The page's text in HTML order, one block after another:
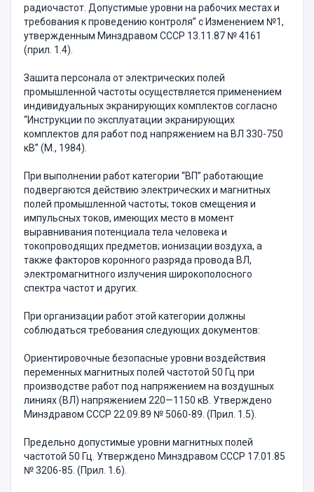
радиочастот. Допустимые уровни на рабочих местах и
требования к проведению контроля” с Изменением №1,
утвержденным Минздравом СССР 13.11.87 № 4161
(прил. 1.4).
Зашита персонала от электрических полей
промышленной частоты осуществляется применением
индивидуальных экранирующих комплектов согласно
“Инструкции по эксплуатации экранирующих
комплектов для работ под напряжением на ВЛ 330-750
кВ” (М., 1984).
При выполнении работ категории “ВП” работающие
подвергаются действию электрических и магнитных
полей промышленной частоты; токов смещения и
импульсных токов, имеющих место в момент
выравнивания потенциала тела человека и
токопроводящих предметов; ионизации воздуха, а
также факторов коронного разряда провода ВЛ,
электромагнитного излучения широкополосного
спектра частот и других.
При организации работ этой категории должны
соблюдаться требования следующих документов:
Ориентировочные безопасные уровни воздействия
переменных магнитных полей частотой 50 Гц при
производстве работ под напряжением на воздушных
линиях (ВЛ) напряжением 220—1150 кВ. Утверждено
Минздравом СССР 22.09.89 № 5060-89. (Прил. 1.5).
Предельно допустимые уровни магнитных полей
частотой 50 Гц. Утверждено Минздравом СССР 17.01.85
№ 3206-85. (Прил. 1.6).